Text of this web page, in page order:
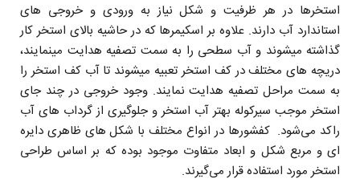
استخرها در هر ظرفیت و شکل نیاز به ورودی و خروجی های
استاندارد آب دارند. علاوه بر اسکیمرها که در حاشیه بالای استخر کار
گذاشته میشوند و آب سطحی را به سمت تصفیه هدایت مینمایند،
دریچه های مختلف در کف استخر تعبیه میشوند تا آب کف استخر را
به سمت مراحل تصفیه هدایت نمایند. وجود خروجی در چند جای
استخر موجب سیرکوله بهتر آب استخر و جلوگیری از گرداب های آب
راکد می‌شود. کفشورها در انواع مختلف با شکل های ظاهری دایره
ای و مربع شکل و ابعاد متفاوت موجود بوده که بر اساس طراحی
استخر مورد استفاده قرار می‌گیرند.